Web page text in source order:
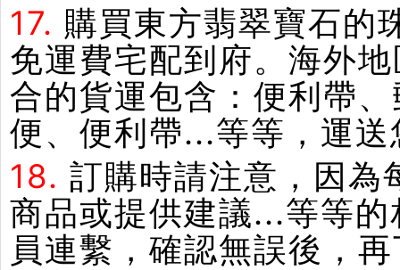
17. 購買東方翡翠寶石的
免運費宅配到府。海外
合的貨運包含：便利帶
便、便利帶...等等，運
18. 訂購時請注意，因為
商品或提供建議...等等
員連繫，確認無誤後，